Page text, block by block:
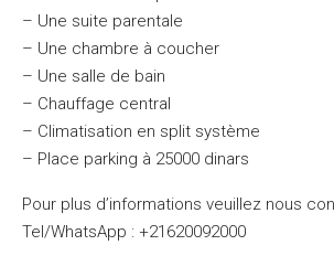
– Une suite parentale
– Une chambre à coucher
– Une salle de bain
– Chauffage central
– Climatisation en split système
– Place parking à 25000 dinars
Pour plus d’informations veuillez nous
Tel/WhatsApp : +21620092000